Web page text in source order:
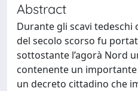
Abstract
Durante gli scavi
del secolo scorso fu
sottostante l’agorà Nord
contenente un
un decreto cittadino che